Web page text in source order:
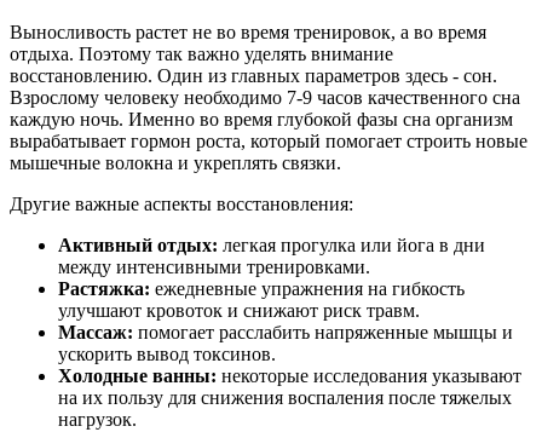
Выносливость растет не во время тренировок, а во время
отдыха. Поэтому так важно уделять внимание
восстановлению. Один из главных параметров здесь - сон.
Взрослому человеку необходимо 7-9 часов качественного сна
каждую ночь. Именно во время глубокой фазы сна организм
вырабатывает гормон роста, который помогает строить новые
мышечные волокна и укреплять связки.
Другие важные аспекты восстановления:
Активный отдых: легкая прогулка или йога в дни
между интенсивными тренировками.
Растяжка: ежедневные упражнения на гибкость
улучшают кровоток и снижают риск травм.
Массаж: помогает расслабить напряженные мышцы и
ускорить вывод токсинов.
Холодные ванны: некоторые исследования указывают
на их пользу для снижения воспаления после тяжелых
нагрузок.